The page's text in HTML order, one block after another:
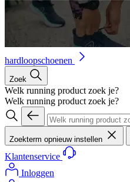
hardloopschoenen
Zoek
Welk running product zoek je?
Welk running product zoek je?
Zoekterm opnieuw instellen
Klantenservice
Inloggen